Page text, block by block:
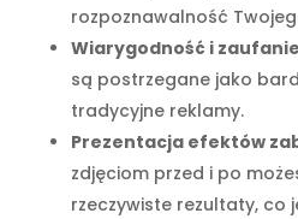
rozpoznawalność
Wiarygodność i zaufanie
są postrzegane jako
tradycyjne reklamy.
Prezentacja efektów
zdjęciom przed i po
rzeczywiste rezultaty, co